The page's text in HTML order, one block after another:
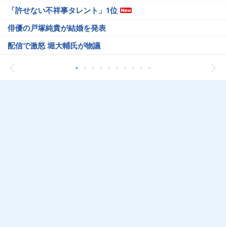
「許せない不祥事タレント」1位
俳優の戸塚純貴が結婚を発表
配信で激怒 堀大輔氏が物議